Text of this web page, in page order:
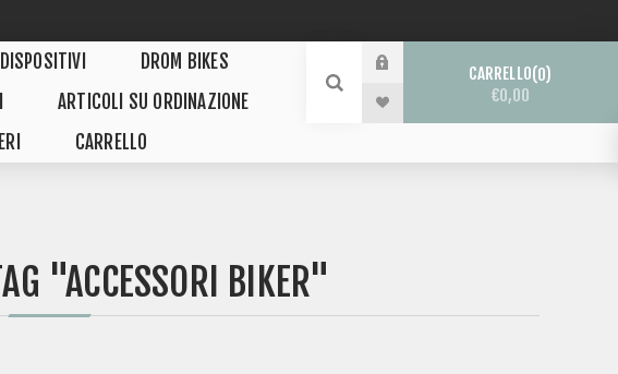
DISPOSITIVI
DROM BIKES
ARTICOLI SU ORDINAZIONE
CARRELLO
CARRELLO 0
€0,00
"ACCESSORI BIKER"